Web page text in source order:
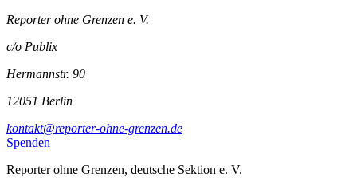
Reporter ohne Grenzen e. V.
c/o Publix
Hermannstr. 90
12051 Berlin
kontakt@reporter-ohne-grenzen.de
Spenden
Reporter ohne Grenzen, deutsche Sektion e. V.